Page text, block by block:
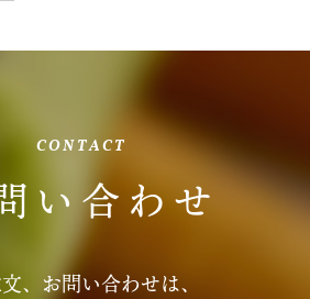
CONTACT
い合わせ
、お問い合わせは、